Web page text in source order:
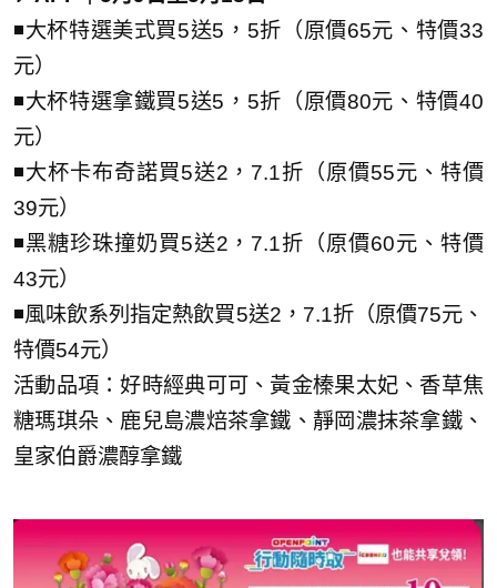
◾大杯特選美式買5送5，5折（原價65元、特價33
元）
◾大杯特選拿鐵買5送5，5折（原價80元、特價40
元）
◾大杯卡布奇諾買5送2，7.1折（原價55元、特價
39元）
◾黑糖珍珠撞奶買5送2，7.1折（原價60元、特價
43元）
◾風味飲系列指定熱飲買5送2，7.1折（原價75元、
特價54元）
活動品項：好時經典可可、黃金榛果太妃、香草焦
糖瑪琪朵、鹿兒島濃焙茶拿鐵、靜岡濃抹茶拿鐵、
皇家伯爵濃醇拿鐵